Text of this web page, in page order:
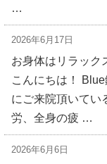
…
2026年6月17日
お身体はリラッ
こんにちは！
にご来院頂いてい
労、全身の疲 …
2026年6月6日